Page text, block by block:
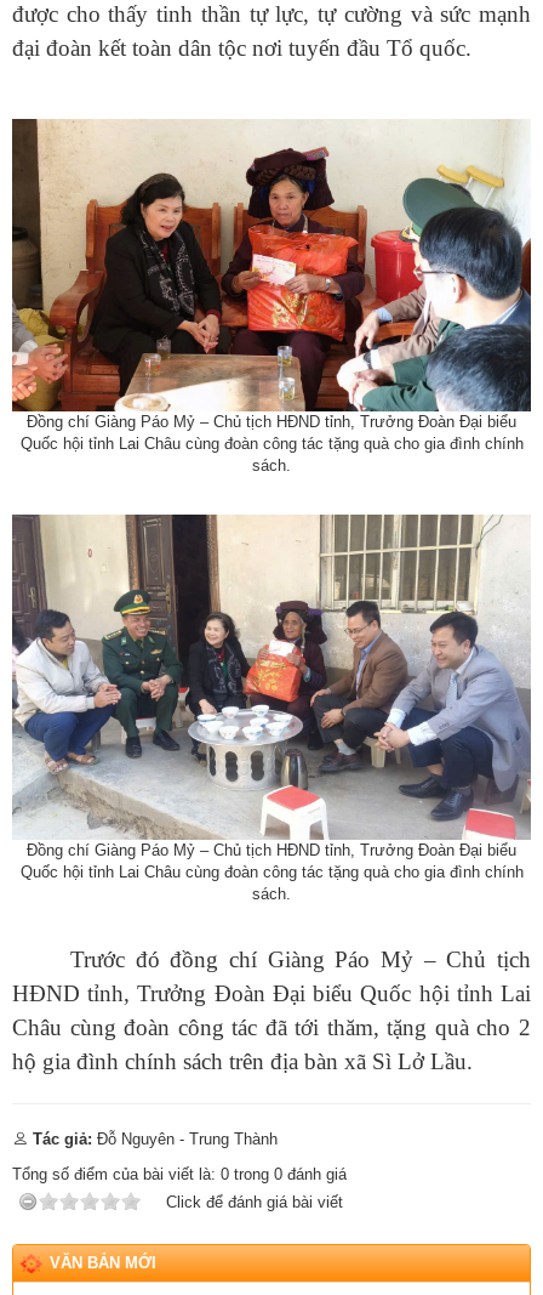
được cho thấy tinh thần tự lực, tự cường và sức mạnh
đại đoàn kết toàn dân tộc nơi tuyến đầu Tổ quốc.
Đồng chí Giàng Páo Mỷ – Chủ tịch HĐND tỉnh, Trưởng Đoàn Đại biểu
Quốc hội tỉnh Lai Châu cùng đoàn công tác tặng quà cho gia đình chính
sách.
Đồng chí Giàng Páo Mỷ – Chủ tịch HĐND tỉnh, Trưởng Đoàn Đại biểu
Quốc hội tỉnh Lai Châu cùng đoàn công tác tặng quà cho gia đình chính
sách.
Trước đó đồng chí Giàng Páo Mỷ – Chủ tịch
HĐND tỉnh, Trưởng Đoàn Đại biểu Quốc hội tỉnh Lai
Châu cùng đoàn công tác đã tới thăm, tặng quà cho 2
hộ gia đình chính sách trên địa bàn xã Sì Lở Lầu.
Tác giả: Đỗ Nguyên - Trung Thành
Tổng số điểm của bài viết là: 0 trong 0 đánh giá
Click để đánh giá bài viết
VĂN BẢN MỚI
Số: Số: 1852/BC-UBND
Tên:(BÁO CÁO Kết quả rà soát, đề xuất điều chỉnh dự toán
kinh phí thực hiện các dự án, nhiệm vụ khoa học, công nghệ,
đổi mới sáng tạo và chuyển đổi số năm 2026)
Ngày ban hành: (07/08/2026) -Ngày hiệu lực: (05/08/2026)
Số: Số: 1858/UBND-VP
Tên:(V/v triển khai thực hiện Nghị định số 301/2026/NĐ-CP
ngày 30/7/2026 của Chính phủ)
Ngày hiệu lực: (05/08/2026)
(V/v Rà soát các điểm dân cư có nguy cơ sạt lở và lập
phương án sơ tán khi cần thiết.)
Ngày ban hành: (07/08/2026) Ngày hiệu lực: (06/08/2026)
Số: Số: 1851/UBND-VHXH
Tên:(V/v thông tin kết quả rà soát các hệ thống thông tin, cơ sở
Ngày ban hành: (06/08/2026) - Ngày hiệu lực: (05/08/2026)
Số: Số: 511/QĐ-BBT
Tên:(QUYẾT ĐỊNH Về việc ban hành Quy chế tổ chức và hoạt
động của Trang thông tin điện tử xã Sì Lở Lầu)
Ngày ban hành: (06/08/2026) -Ngày hiệu lực: (05/08/2026)